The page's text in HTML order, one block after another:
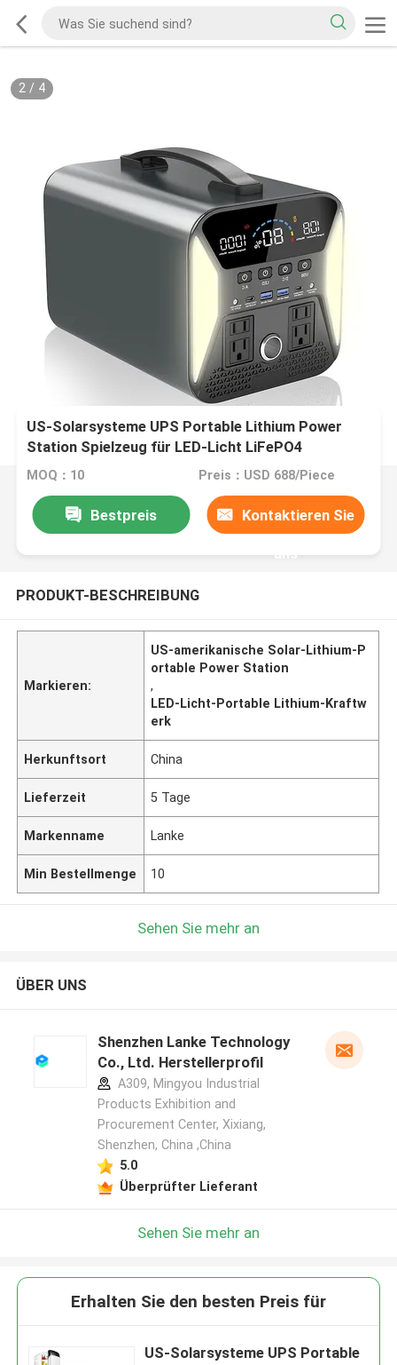
2/ 4
US-Solarsysteme UPS Portable Lithium Power
Station Spielzeug für LED-Licht LiFePO4
MOQ：10 Preis：USD 688/Piece
Bestpreis Kontaktieren Sie
uns
PRODUKT-BESCHREIBUNG
Markieren:
US-amerikanische Solar-Lithium-P
ortable Power Station
,
LED-Licht-Portable Lithium-Kraftw
erk
Herkunftsort China
Lieferzeit 5 Tage
Markenname Lanke
Min Bestellmenge 10
Sehen Sie mehr an
ÜBER UNS
Shenzhen Lanke Technology
Co., Ltd. Herstellerprofil
A309, Mingyou Industrial
Products Exhibition and
Procurement Center, Xixiang,
Shenzhen, China ,China
5.0
Überprüfter Lieferant
Sehen Sie mehr an
Erhalten Sie den besten Preis für
US-Solarsysteme UPS Portable